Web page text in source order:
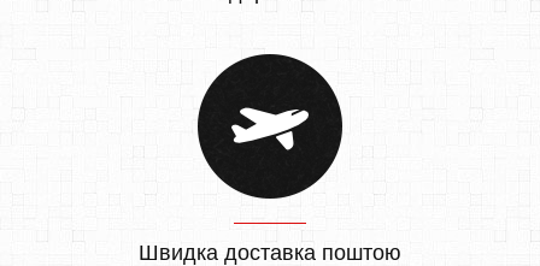
Швидка доставка поштою